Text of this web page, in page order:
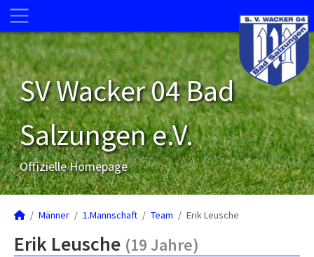
SV Wacker 04 Bad
Salzungen e.V.
Offizielle Homepage
Männer 1.Mannschaft Team Erik Leusche
Erik Leusche (19 Jahre)